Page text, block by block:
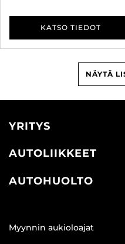
KATSO TIEDOT
NÄYTÄ
YRITYS
AUTOLIIKKEET
AUTOHUOLTO
Myynnin aukioloajat